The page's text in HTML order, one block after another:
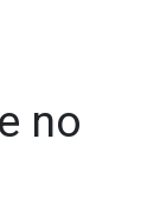
no